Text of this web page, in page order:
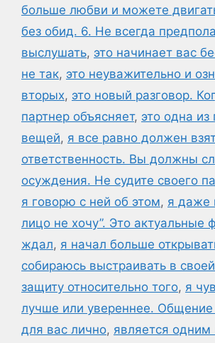
больше любви и можете
без обид. 6. Не всегда
выслушать, это начинает вас
не так, это неуважительно и
вторых, это новый разговор.
партнер объясняет, это одна из
вещей, я все равно должен
ответственность. Вы должны
осуждения. Не судите своего
я говорю с ней об этом, я даже
лицо не хочу”. Это актуальные
ждал, я начал больше
собираюсь выстраивать в
защиту относительно того, я
лучше или увереннее. Общение
для вас лично, является одним